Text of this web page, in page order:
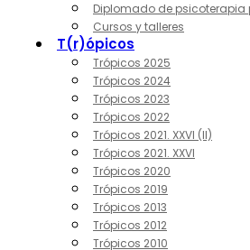
Diplomado de
Cursos y talleres
T(r)ópicos
Trópicos 2025
Trópicos 2024
Trópicos 2023
Trópicos 2022
Trópicos 2021. XXVI (II)
Trópicos 2021. XXVI
Trópicos 2020
Trópicos 2019
Trópicos 2013
Trópicos 2012
Trópicos 2010